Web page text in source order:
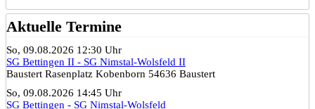
Aktuelle Termine
So, 09.08.2026 12:30 Uhr
SG Bettingen II - SG Nimstal-Wolsfeld II
Baustert Rasenplatz Kobenborn 54636 Baustert
So, 09.08.2026 14:45 Uhr
SG Bettingen - SG Nimstal-Wolsfeld